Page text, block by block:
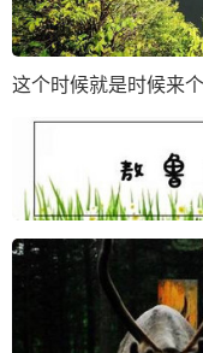
这个时候就是时候来